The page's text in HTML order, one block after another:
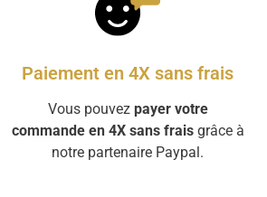
Paiement en 4X sans frais
Vous pouvez payer votre
commande en 4X sans fraisgrâce à
notre partenaire Paypal.